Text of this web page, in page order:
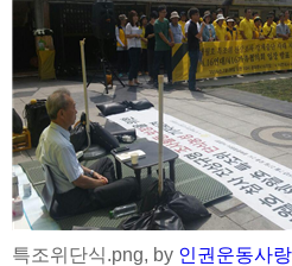
특조위단식.png, by 인권운동사